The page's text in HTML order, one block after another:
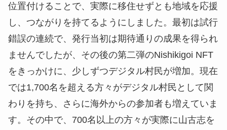
位置付けることで、実際に移住せずとも地域を応援
し、つながりを持てるようにしました。最初は試行
錯誤の連続で、発行当初は期待通りの成果を得られ
ませんでしたが、その後の第二弾のNishikigoi NFT
をきっかけに、少しずつデジタル村民が増加。現在
では1,700名を超える方々がデジタル村民として関
わりを持ち、さらに海外からの参加者も増えていま
す。その中で、700名以上の方々が実際に山古志を